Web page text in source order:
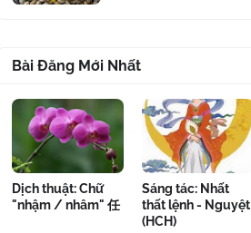
Bài Đăng Mới Nhất
Dịch thuật: Chữ
"nhậm / nhâm" 任
Sáng tác: Nhất
thất lệnh - Nguyệt
(HCH)